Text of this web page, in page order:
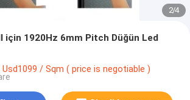
2/4
için 1920Hz 6mm Pitch Düğün Led
Usd1099 / Sqm ( price is negotiable )